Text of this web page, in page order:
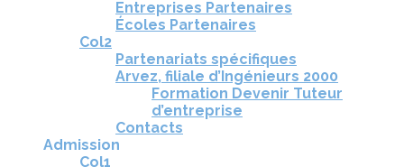
Entreprises Partenaires
Écoles Partenaires
Col2
Partenariats spécifiques
Arvez, filiale d’Ingénieurs 2000
Formation Devenir Tuteur
d’entreprise
Contacts
Admission
Col1